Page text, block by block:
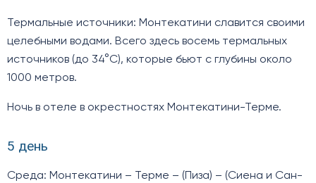
Термальные источники: Монтекатини славится своими
целебными водами. Всего здесь восемь термальных
источников (до 34°C), которые бьют с глубины около
1000 метров.
Ночь в отеле в окрестностях Монтекатини-Терме.
5 день
Среда: Монтекатини – Терме – (Пиза) – (Сиена и Сан-